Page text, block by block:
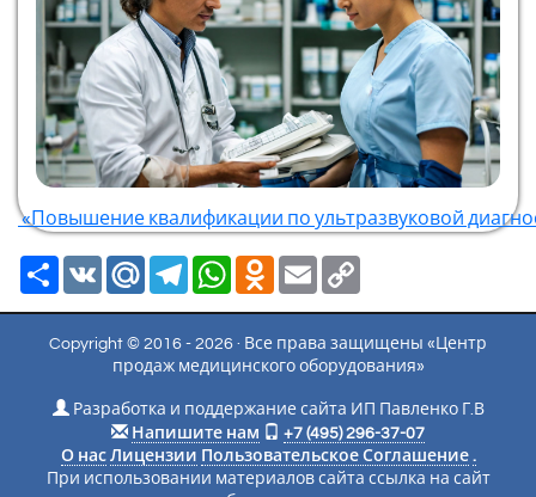
«Повышение квалификации по ультразвуковой
Ресурс
VK Mail.RuTelegramWhatsAppOdnoklassniki
Email
Copyright © 2016 - 2026 · Все права защищены «Центр
продаж медицинского оборудования»
Разработка и поддержание сайта ИП Павленко Г.В
Напишите нам
+7 (495) 296-37-07
О нас Лицензии Пользовательское Соглашение .
При использовании материалов сайта ссылка на сайт